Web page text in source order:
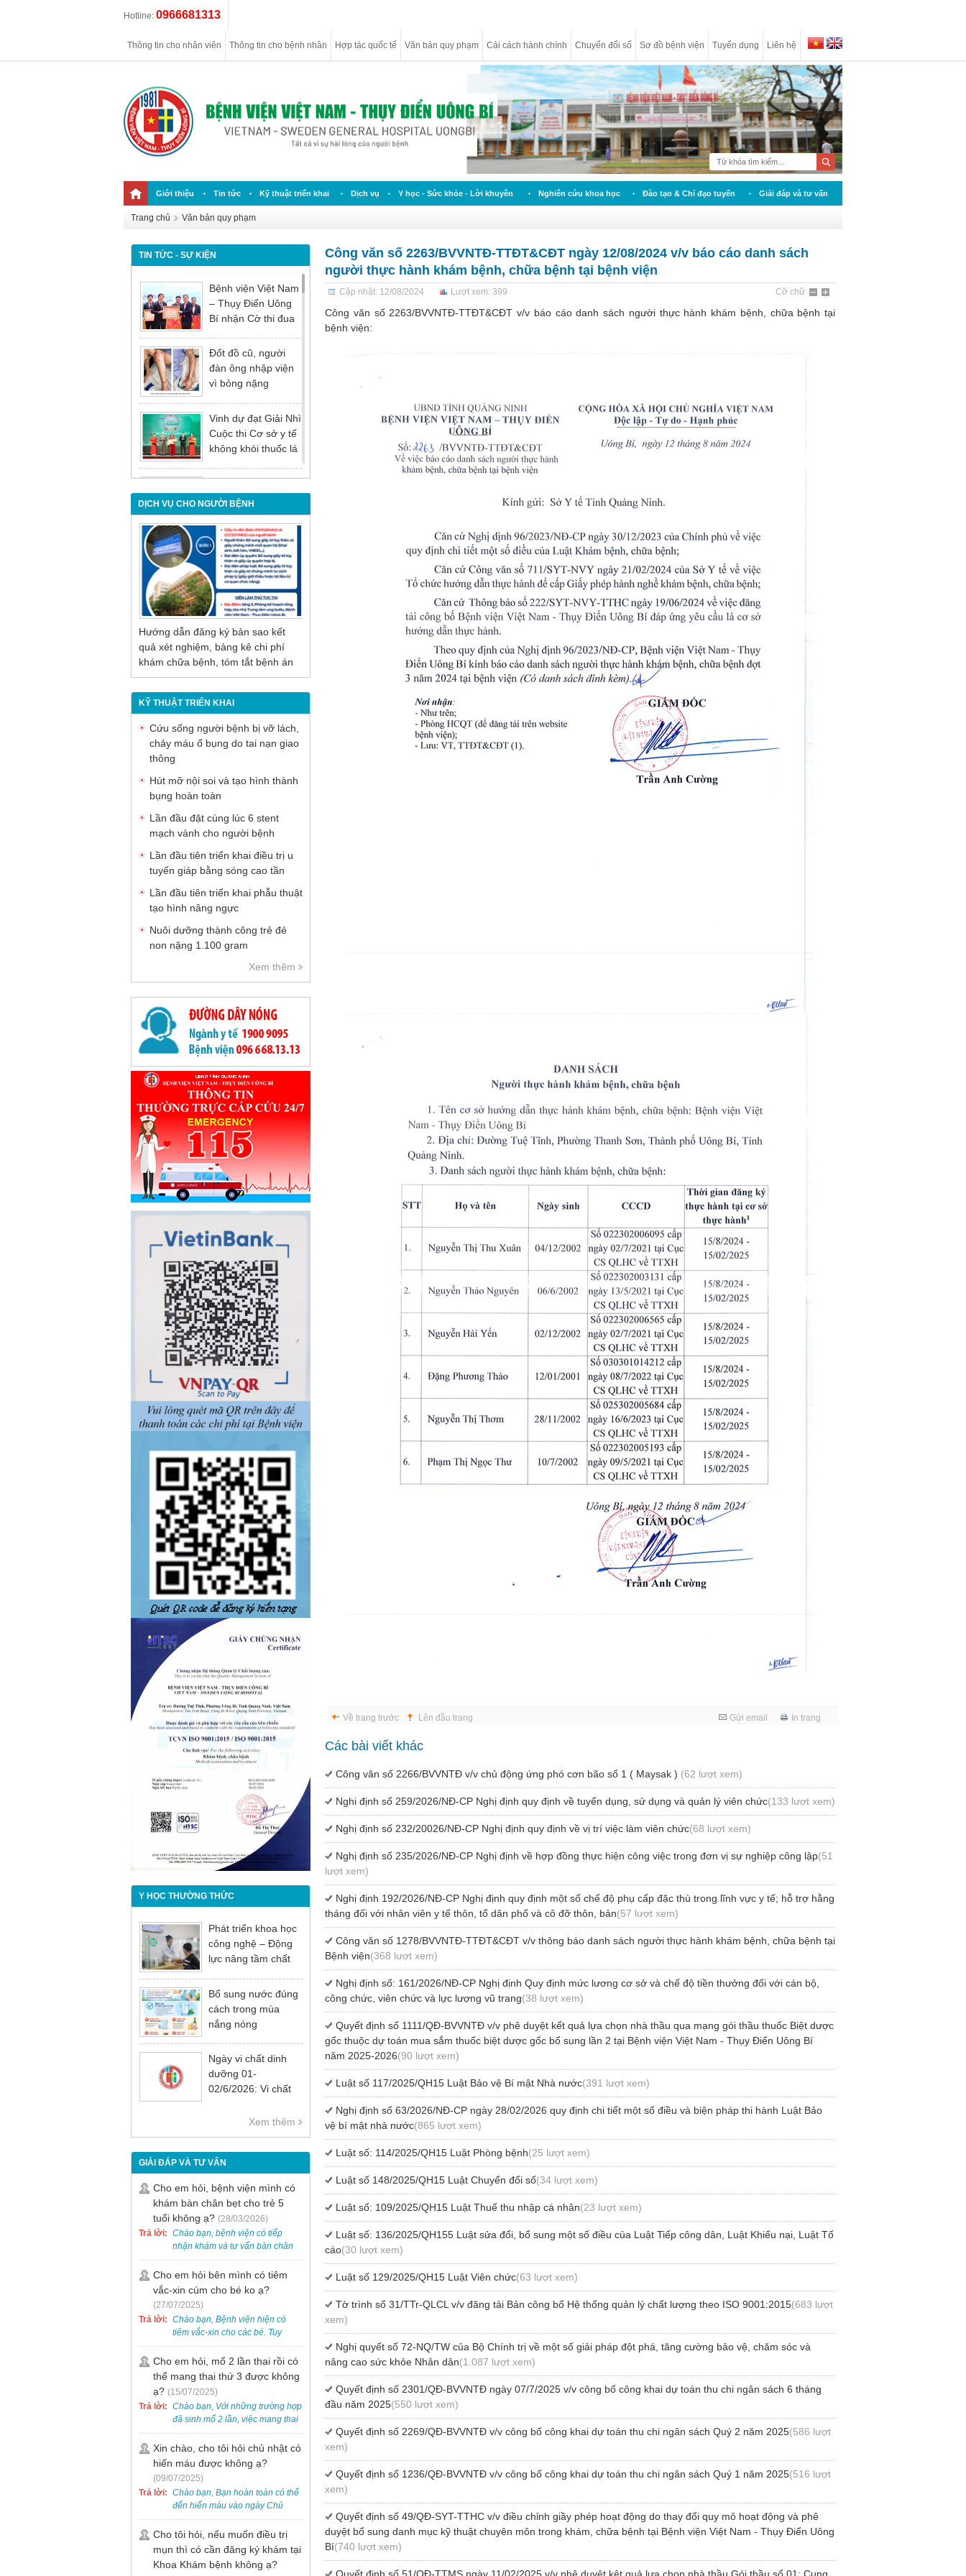
Hotline: 0966681313
Thông tin cho nhân viên Thông tin cho bệnh nhân Hợp tác quốc tế Văn bản quy phạm Cải cách hành chính Chuyển đổi số Sơ đồ bệnh viện Tuyển dụng Liên hệ
Giới thiệu Tin tức Kỹ thuật triển khai Dịch vụ Y học - Sức khỏe - Lời khuyên Nghiên cứu khoa học Đào tạo & Chỉ đạo tuyến Giải đáp và tư vấn
Trang chủ Văn bản quy phạm
TIN TỨC - SỰ KIỆN
Bệnh viện Việt Nam
– Thụy Điển Uông
Bí nhận Cờ thi đua
năm 2025 của
Đảng ủy - Ủy ban
nhân dân Tỉnh
Đốt đồ cũ, người
đàn ông nhập viện
vì bỏng nặng
Vinh dự đạt Giải Nhì
Cuộc thi Cơ sở y tế
không khói thuốc lá
rào cản khiến việc
điều trị bị chậm trễ
Nội soi mật tụy
ngược dòng – Giải
pháp tối ưu cho
người bệnh sỏi ống
mật chủ
DỊCH VỤ CHO NGƯỜI BỆNH
Hướng dẫn đăng ký bản sao kết
quả xét nghiệm, bảng kê chi phí
khám chữa bệnh, tóm tắt bệnh án
KỸ THUẬT TRIỂN KHAI
Cứu sống người bệnh bị vỡ lách,
chảy máu ổ bụng do tai nạn giao
thông
Hút mỡ nội soi và tạo hình thành
bụng hoàn toàn
Lần đầu đặt cùng lúc 6 stent
mạch vành cho người bệnh
Lần đầu tiên triển khai điều trị u
tuyến giáp bằng sóng cao tần
Lần đầu tiên triển khai phẫu thuật
tạo hình nâng ngực
Nuôi dưỡng thành công trẻ đẻ
non nặng 1.100 gram
Xem thêm
Y HỌC THƯỜNG THỨC
Phát triển khoa học
công nghệ – Động
lực nâng tầm chất
bệnh
Bổ sung nước đúng
cách trong mùa
nắng nóng
Ngày vi chất dinh
dưỡng 01-
02/6/2026: Vi chất
thiết cho sự phát
Xem thêm
GIẢI ĐÁP VÀ TƯ VẤN
Cho em hỏi, bệnh viện mình có
khám bàn chân bẹt cho trẻ 5
tuổi không ạ? (28/03/2026)
Trả lời: Chào bạn, bệnh viện có tiếp
nhận khám và tư vấn bàn chân
bẹt cho trẻ em, bao gồm cả trẻ 5
tuổi. Bạn có thể đưa bé đến
Khoa Khám bệnh của bệnh viện
để được bác sĩ chuyên khoa
thăm khám. Ngoài ra, để thuận
tiện hơn, bạn có thể đặt lịch
khám trước qua số điện thoại:
0988 270 115. Nếu cần hỗ trợ
thêm, vui lòng liên hệ qua Zalo
hoặc Fanpage Bệnh viện Việt
Nam - Thụy Điển Uông Bí.
Cho em hỏi bên mình có tiêm
vắc-xin cúm cho bé ko ạ?
(27/07/2025)
Trả lời: Chào bạn, Bệnh viện hiện có
tiêm vắc-xin cho các bé. Tuy
nhiên, các loại vắc-xin thường về
theo từng đợt, không phải lúc
nào cũng có sẵn.
Cho em hỏi, mổ 2 lần thai rồi có
thể mang thai thứ 3 được không
ạ? (15/07/2025)
Trả lời: Chào bạn, Với những trường hợp
đã sinh mổ 2 lần, việc mang thai
lần 3 vẫn có thể thực hiện được.
Tại Bệnh viện, chúng tôi đã tiếp
nhận và hỗ trợ nhiều thai phụ có
nhu cầu tương tự.
Xin chào, cho tôi hỏi chủ nhật có
hiến máu được không ạ?
(09/07/2025)
Trả lời: Chào bạn, Bạn hoàn toàn có thể
đến hiến máu vào ngày Chủ
Nhật.
Cho tôi hỏi, nếu muốn điều trị
mụn thì có cần đăng ký khám tại
Khoa Khám bệnh không ạ?
Công văn số 2263/BVVNTĐ-TTĐT&CĐT ngày 12/08/2024 v/v báo cáo danh sách
người thực hành khám bệnh, chữa bệnh tại bệnh viện
Cập nhật: 12/08/2024 Lượt xem: 399 Cỡ chữ
Công văn số 2263/BVVNTĐ-TTĐT&CĐT v/v báo cáo danh sách người thực hành khám bệnh, chữa bệnh tại
bệnh viện:
Về trang trước Lên đầu trang Gửi email In trang
Các bài viết khác
Công văn số 2266/BVVNTĐ v/v chủ động ứng phó cơn bão số 1 ( Maysak ) (62 lượt xem)
Nghi định số 259/2026/NĐ-CP Nghị định quy định về tuyển dụng, sử dụng và quản lý viên chức(133 lượt xem)
Nghị định số 232/20026/NĐ-CP Nghị định quy định về vị trí việc làm viên chức(68 lượt xem)
Nghị định số 235/2026/NĐ-CP Nghị định về hợp đồng thực hiện công việc trong đơn vị sự nghiệp công lập(51
lượt xem)
Nghị định 192/2026/NĐ-CP Nghị định quy định một số chế độ phụ cấp đặc thù trong lĩnh vực y tế; hỗ trợ hằng
tháng đối với nhân viên y tế thôn, tổ dân phố và cô đỡ thôn, bản(57 lượt xem)
Công văn số 1278/BVVNTĐ-TTĐT&CĐT v/v thông báo danh sách người thực hành khám bệnh, chữa bệnh tại
Bệnh viện(368 lượt xem)
Nghị định số: 161/2026/NĐ-CP Nghị định Quy định mức lương cơ sở và chế độ tiền thưởng đối với cán bộ,
công chức, viên chức và lực lượng vũ trang(38 lượt xem)
Quyết định số 1111/QĐ-BVVNTĐ v/v phê duyệt kết quả lựa chọn nhà thầu qua mạng gói thầu thuốc Biệt dược
gốc thuộc dự toán mua sắm thuốc biệt dược gốc bổ sung lần 2 tại Bệnh viện Việt Nam - Thụy Điển Uông Bí
năm 2025-2026(90 lượt xem)
Luật số 117/2025/QH15 Luật Bảo vệ Bí mật Nhà nước(391 lượt xem)
Nghị định số 63/2026/NĐ-CP ngày 28/02/2026 quy định chi tiết một số điều và biện pháp thi hành Luật Bảo
vệ bí mật nhà nước(865 lượt xem)
Luật số: 114/2025/QH15 Luật Phòng bệnh(25 lượt xem)
Luật số 148/2025/QH15 Luật Chuyển đổi số(34 lượt xem)
Luật số: 109/2025/QH15 Luật Thuế thu nhập cá nhân(23 lượt xem)
Luật số: 136/2025/QH155 Luật sửa đổi, bổ sung một số điều của Luật Tiếp công dân, Luật Khiếu nại, Luật Tố
cáo(30 lượt xem)
Luật số 129/2025/QH15 Luật Viên chức(63 lượt xem)
Tờ trình số 31/TTr-QLCL v/v đăng tải Bản công bố Hệ thống quản lý chất lượng theo ISO 9001:2015(683 lượt
xem)
Nghị quyết số 72-NQ/TW của Bộ Chính trị về một số giải pháp đột phá, tăng cường bảo vệ, chăm sóc và
nâng cao sức khỏe Nhân dân(1.087 lượt xem)
Quyết định số 2301/QĐ-BVVNTĐ ngày 07/7/2025 v/v công bố công khai dự toán thu chi ngân sách 6 tháng
đầu năm 2025(550 lượt xem)
Quyết định số 2269/QĐ-BVVNTĐ v/v công bố công khai dự toán thu chi ngân sách Quý 2 năm 2025(586 lượt
xem)
Quyết định số 1236/QĐ-BVVNTĐ v/v công bố công khai dự toán thu chi ngân sách Quý 1 năm 2025(516 lượt
xem)
Quyết định số 49/QĐ-SYT-TTHC v/v điều chỉnh giầy phép hoạt động do thay đổi quy mô hoạt động và phê
duyệt bổ sung danh mục kỹ thuật chuyên môn trong khám, chữa bệnh tại Bệnh viện Việt Nam - Thụy Điển Uông
Bí(740 lượt xem)